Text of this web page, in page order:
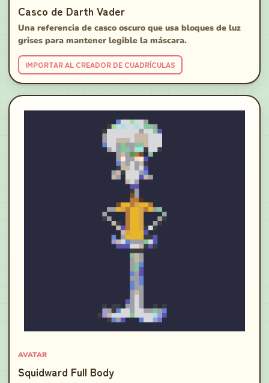
Casco de Darth Vader
Una referencia de casco oscuro que usa bloques de luz
grises para mantener legible la máscara.
IMPORTAR AL CREADOR DE CUADRÍCULAS
AVATAR
Squidward Full Body